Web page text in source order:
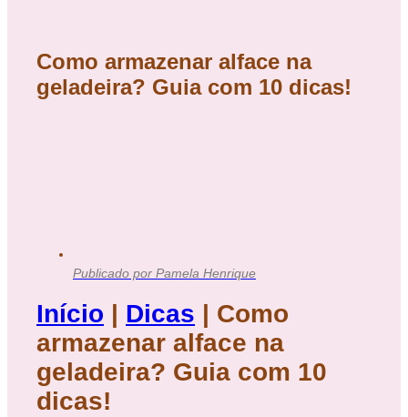
Como armazenar alface na
geladeira? Guia com 10 dicas!
Publicado por Pamela Henrique
Início Dicas
Como
armazenar alface na
geladeira? Guia com 10
dicas!